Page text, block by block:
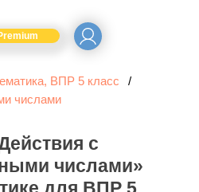
ВПР 5 класс
числами
с
числами»